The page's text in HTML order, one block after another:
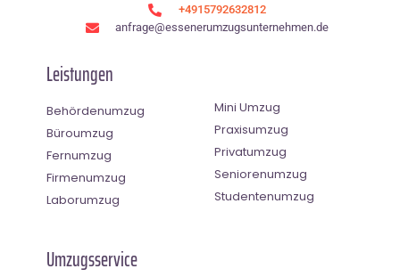
+4915792632812
anfrage@essenerumzugsunternehmen.de
Leistungen
Behördenumzug
Büroumzug
Fernumzug
Firmenumzug
Laborumzug
Mini Umzug
Praxisumzug
Privatumzug
Seniorenumzug
Studentenumzug
Umzugsservice